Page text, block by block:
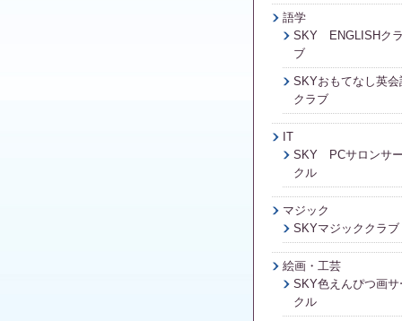
語学
SKY ENGLISHクラ
ブ
SKYおもてなし英会
クラブ
IT
SKY PCサロンサー
クル
マジック
SKYマジッククラブ
絵画・工芸
SKY色えんぴつ画サ
クル